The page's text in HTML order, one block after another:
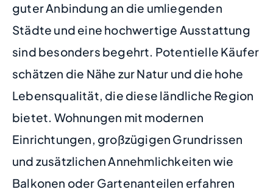
guter Anbindung an die umliegenden
Städte und eine hochwertige Ausstattung
sind besonders begehrt. Potentielle Käufer
schätzen die Nähe zur Natur und die hohe
Lebensqualität, die diese ländliche Region
bietet. Wohnungen mit modernen
Einrichtungen, großzügigen Grundrissen
und zusätzlichen Annehmlichkeiten wie
Balkonen oder Gartenanteilen erfahren